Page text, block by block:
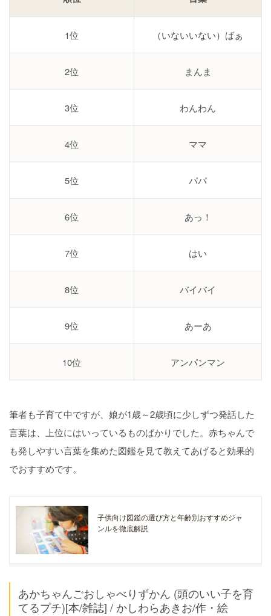
1位 （いないいない）ばぁ
2位 まんま
3位 わんわん
4位 ママ
5位 パパ
6位 あっ！
7位 はい
8位 バイバイ
9位 あーあ
10位 アンパンマン
筆者も子育て中ですが、娘が1歳～2歳頃に少しずつ発話した
言葉は、上位にはいっているものばかりでした。赤ちゃんで
も発しやすい言葉を集めた図鑑を見て教えてあげると効果的
でおすすめです。
子供向け図鑑の選び方と年齢別おすすめジャ
ンルを徹底解説
あかちゃんごおしゃべりずかん (頭のいい子を育
てるプチ)[本/雑誌] / かしわらあきお/作・絵